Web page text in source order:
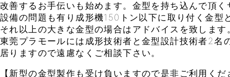
改善するお手伝いも始めます。金型を持ち込んで頂く
設備の問題も有り成形機150トン以下に取り付く金型
それ以上の大きな金型の場合はアドバイスを致します
東莞プラモールには成形技術者と金型設計技術者2名
居りますので遠慮なくご相談下さい。
【新型の金型製作も受け負いますので是非ご利用くだ